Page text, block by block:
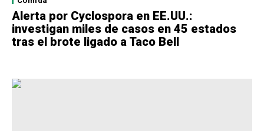
Alerta por Cyclospora en EE.UU.:
investigan miles de casos en 45 estados
tras el brote ligado a Taco Bell